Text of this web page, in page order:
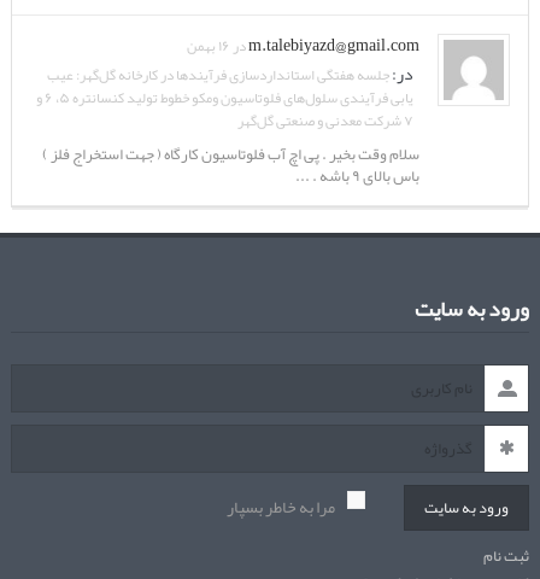
توفیقات استاد عزیز و گرامی روزافزون باد ...
m.talebiyazd@gmail.comدر ۱۶ بهمن
در:جلسه هفتگی استانداردسازی فرآیندها در کارخانه گل‌گهر:
عیب یابی فرآیندی سلول‌های فلوتاسیون ومکو خطوط تولید
کنسانتره ۵، ۶ و ۷ شرکت معدنی و صنعتی گل‌گهر
سلام وقت بخیر . پی اچ آب فلوتاسیون کارگاه ( جهت استخراج
فلز ) باس بالای ۹ باشه . ...
ورود به سایت
ورود به سایت